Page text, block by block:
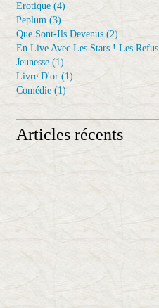
Erotique (4)
Peplum (3)
Que Sont-Ils Devenus (2)
En Live Avec Les Stars ! Les Refus
Jeunesse (1)
Livre D'or (1)
Comédie (1)
Articles récents